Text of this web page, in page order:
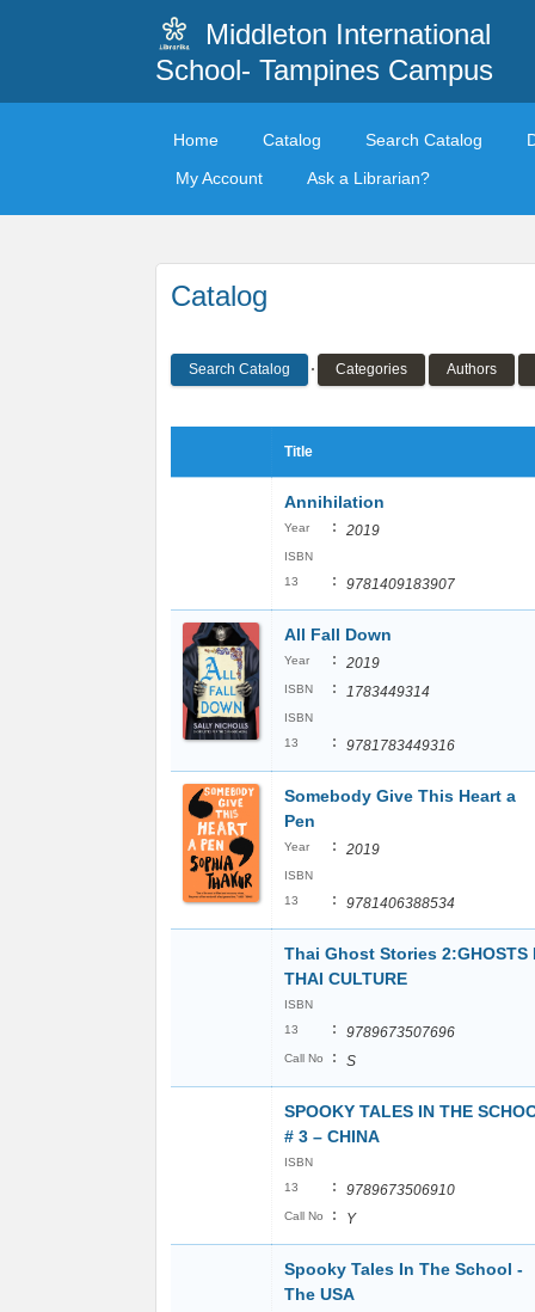
Middleton International
School- Tampines Campus
Home Catalog Search Catalog
My Account
Ask a Librarian?
Catalog
Search Catalog Categories Authors
Title
Annihilation
Year : 2019
ISBN
13
: 9781409183907
All Fall Down
Year : 2019
ISBN : 1783449314
ISBN
13
: 9781783449316
Somebody Give This Heart a
Pen
Year : 2019
ISBN
13
: 9781406388534
Thai Ghost Stories 2:GHOSTS
THAI CULTURE
ISBN
13
: 9789673507696
Call No : S
SPOOKY TALES IN THE
# 3 – CHINA
ISBN
13
: 9789673506910
Call No : Y
Spooky Tales In The School -
The USA